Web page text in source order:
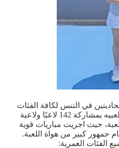
في التنس لكافة الفئات
العمرية اللتين نظمهما على ملعبيه بمشاركة 142 لاعبًا ولاعبة
حيث اجريت مباريات قوية
جمهور كبير من هواة اللعبة.
الفئات العمرية: